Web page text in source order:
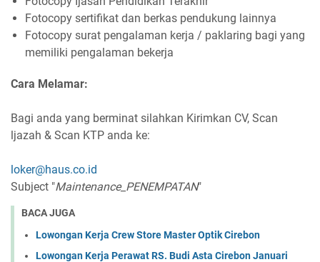
Fotocopy sertifikat dan berkas pendukung lainnya
Fotocopy surat pengalaman kerja / paklaring bagi yang
memiliki pengalaman bekerja
Cara Melamar:
Bagi anda yang berminat silahkan Kirimkan CV, Scan
ljazah & Scan KTP anda ke:
loker@haus.co.id
Subject "Maintenance_PENEMPATAN"
BACA JUGA
Lowongan Kerja Crew Store Master Optik Cirebon
Lowongan Kerja Perawat RS. Budi Asta Cirebon Januari